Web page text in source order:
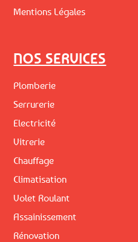
Mentions Légales
NOS SERVICES
Plomberie
Serrurerie
Electricité
Vitrerie
Chauffage
Climatisation
Volet Roulant
Assainissement
Rénovation